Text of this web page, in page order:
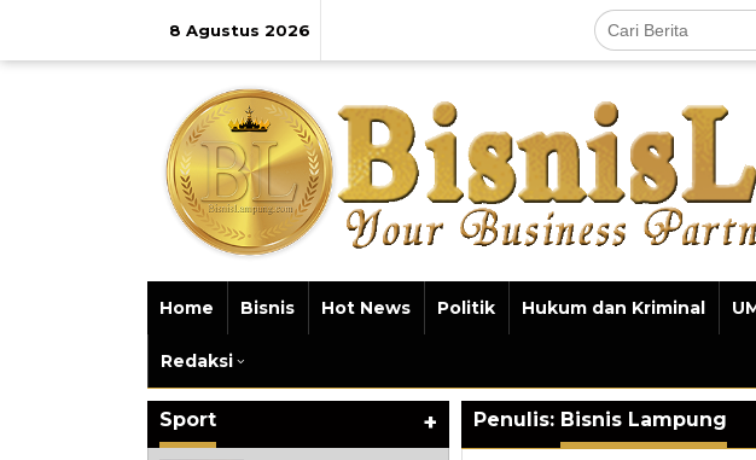
8 Agustus 2026
Home Bisnis Hot News Politik Hukum dan Kriminal
Redaksi
Sport + Penulis: Bisnis Lampung